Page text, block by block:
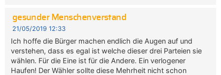
gesunder Menschenverstand
21/05/2019 12:33
Ich hoffe die Bürger machen endlich die Augen auf und
verstehen, dass es egal ist welche dieser drei Parteien sie
wählen. Für die Eine ist für die Andere. Ein verlogener
Haufen! Der Wähler sollte diese Mehrheit nicht schon